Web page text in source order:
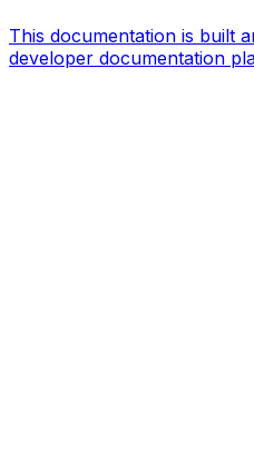
This documentation is built
developer documentation